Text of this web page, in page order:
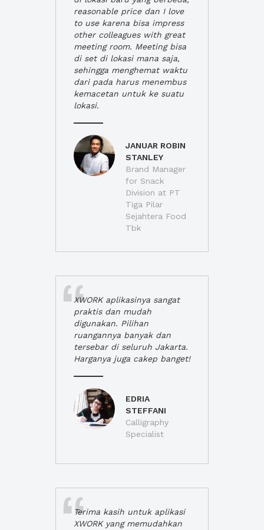
reasonable price dan I love
to use karena bisa impress
other colleagues with great
meeting room. Meeting bisa
di set di lokasi mana saja,
sehingga menghemat waktu
dari pada harus menembus
kemacetan untuk ke suatu
lokasi.
JANUAR ROBIN
STANLEY
Brand Manager
for Snack
Division at PT
Tiga Pilar
Sejahtera Food
Tbk
XWORK aplikasinya sangat
praktis dan mudah
digunakan. Pilihan
ruangannya banyak dan
tersebar di seluruh Jakarta.
Harganya juga cakep banget!
EDRIA
STEFFANI
Calligraphy
Specialist
Terima kasih untuk aplikasi
XWORK yang memudahkan